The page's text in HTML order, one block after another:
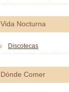
Vida Nocturna
Discotecas
Dónde Comer